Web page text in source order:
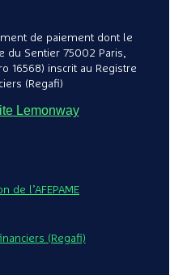
de paiement dont le
du Sentier 75002 Paris,
16568) inscrit au Registre
(Regafi)
Lemonway
de l’AFEPAME
(Regafi)